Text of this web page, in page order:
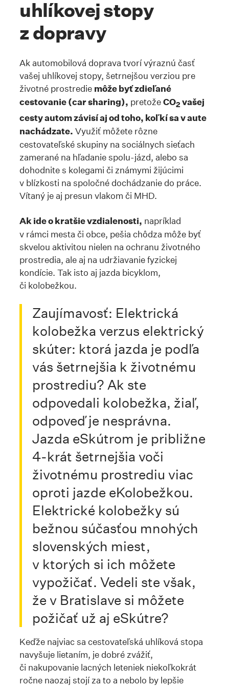
uhlíkovej stopy
z dopravy
Ak automobilová doprava tvorí výraznú časť
vašej uhlíkovej stopy, šetrnejšou verziou pre
životné prostredie môže byť zdieľané
cestovanie (car sharing), pretožeCO2vašej
cesty autom závisí aj od toho, koľkí sa v aute
nachádzate. Využiť môžete rôzne
cestovateľské skupiny na sociálnych sieťach
zamerané na hľadanie spolu-jázd, alebo sa
dohodnite s kolegami či známymi žijúcimi
v blízkosti na spoločné dochádzanie do práce.
Vítaný je aj presun vlakom či MHD.
Ak ide o kratšie vzdialenosti, napríklad
v rámci mesta či obce, pešia chôdza môže byť
skvelou aktivitou nielen na ochranu životného
prostredia, ale aj na udržiavanie fyzickej
kondície. Tak isto aj jazda bicyklom,
či kolobežkou.
Zaujímavosť: Elektrická
kolobežka verzus elektrický
skúter: ktorá jazda je podľa
vás šetrnejšia k životnému
prostrediu? Ak ste
odpovedali kolobežka, žiaľ,
odpoveď je nesprávna.
Jazda eSkútrom je približne
4-krát šetrnejšia voči
životnému prostrediu viac
oproti jazde eKolobežkou.
Elektrické kolobežky sú
bežnou súčasťou mnohých
slovenských miest,
v ktorých si ich môžete
vypožičať. Vedeli ste však,
že v Bratislave si môžete
požičať už aj eSkútre?
Keďže najviac sa cestovateľská uhlíková stopa
navyšuje lietaním, je dobré zvážiť,
či nakupovanie lacných leteniek niekoľkokrát
ročne naozaj stojí za to a nebolo by lepšie